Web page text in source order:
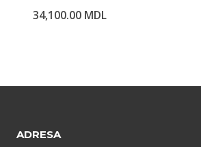
34,100.00 MDL
ADRESA